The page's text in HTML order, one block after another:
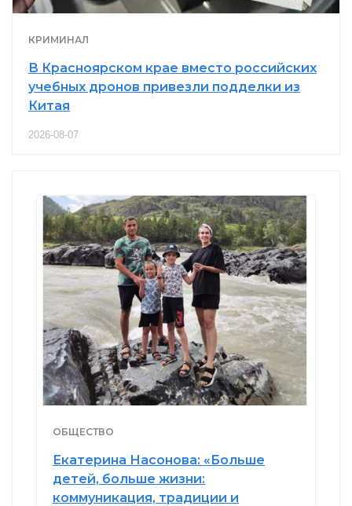
КРИМИНАЛ
В Красноярском крае вместо российских
учебных дронов привезли подделки из
Китая
2026-08-07
ОБЩЕСТВО
Екатерина Насонова: «Больше
детей, больше жизни:
коммуникация, традиции и